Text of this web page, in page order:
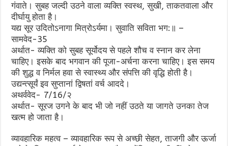
गंवाते। सुबह जल्दी उठने वाला व्यक्ति स्वस्थ, सुखी, ताकतवाला और
दीर्घायु होता है।
यद्य सूर उदितोऽनागा मित्रोऽर्यमा। सुवाति सविता भग:॥ –
सामवेद-35
अर्थात- व्यक्ति को सुबह सूर्योदय से पहले शौच व स्नान कर लेना
चाहिए। इसके बाद भगवान की पूजा-अर्चना करना चाहिए। इस समय
की शुद्ध व निर्मल हवा से स्वास्थ्य और संपत्ति की वृद्धि होती है।
उद्यन्त्सूर्यं इव सुप्तानां द्विषतां वर्च आददे।
अथर्ववेद- 7/16/२
अर्थात- सूरज उगने के बाद भी जो नहीं उठते या जागते उनका तेज
खत्म हो जाता है।
व्यावहारिक महत्व – व्यावहारिक रूप से अच्छी सेहत, ताजगी और ऊर्जा